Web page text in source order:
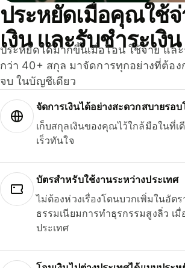
ประหยัดเมื่อคุณใช้
เงิน และรับชำระเงิน
ประหยัดได้มากขึ้นเมื่อโอน ใช้จ่าย และ
กว่า 40+ สกุล มาจัดการทุกอย่างที่ต้อง
จบ ในบัญชีเดียว
จัดการเงินได้อย่างสะดวกสบายรอบ
เก็บสกุลเงินของคุณไว้ใกล้มือในที่เ
เร็วทันใจ
บัตรสำหรับใช้งานระหว่างประเทศ
ไม่ต้องห่วงเรื่องโดนบวกเพิ่มในอัต
ธรรมเนียมการทำธุรกรรมสูงลิ่ว เมื่
ประเทศ